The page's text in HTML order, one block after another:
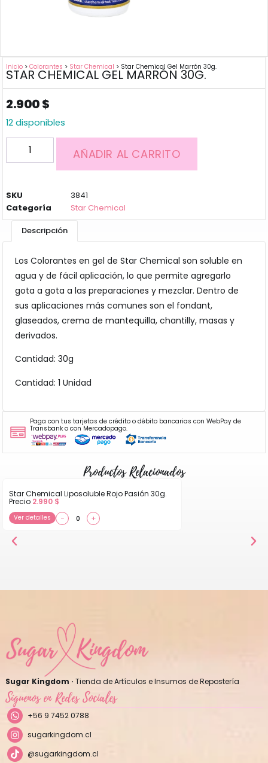
Inicio >Colorantes > Star Chemical > Star Chemical Gel Marrón 30g.
STAR CHEMICAL GEL MARRÓN 30G.
2.900$
12 disponibles
AÑADIR AL CARRITO
SKU
3841
Categoría
Star Chemical
Descripción
Los Colorantes en gel de Star Chemical son soluble en
agua y de fácil aplicación, lo que permite agregarlo
gota a gota a las preparaciones y mezclar. Dentro de
sus aplicaciones más comunes son el fondant,
glaseados, crema de mantequilla, chantilly, masas y
derivados.
Cantidad: 30g
Cantidad: 1 Unidad
Paga con tus tarjetas de crédito o débito bancarias con WebPay de
Transbank o con Mercadopago.
Productos Relacionados
Star Chemical Liposoluble Rojo Pasión 30g.
Precio 2.990 $
Ver detalles − +
Sugar Kingdom · Tienda de Artículos e Insumos de Repostería
Síguenos en Redes Sociales
+56 9 7452 0788
sugarkingdom.cl
@sugarkingdom.cl